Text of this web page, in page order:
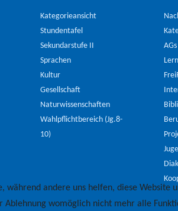
Kategorieansicht
Stundentafel
Sekundarstufe II
Sprachen
Kultur
Gesellschaft
Naturwissenschaften
Wahlpflichtbereich (Jg.8-
10)
AGs
andere uns helfen, diese Website
Ablehnung womöglich nicht mehr alle